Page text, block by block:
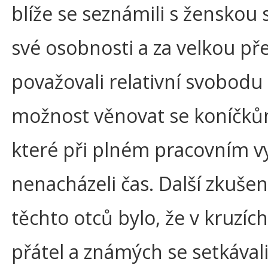
blíže se seznámili s ženskou
své osobnosti a za velkou
považovali relativní svobodu
možnost věnovat se
které při plném pracovním
nenacházeli čas. Další
těchto otců bylo, že v
přátel a známých se